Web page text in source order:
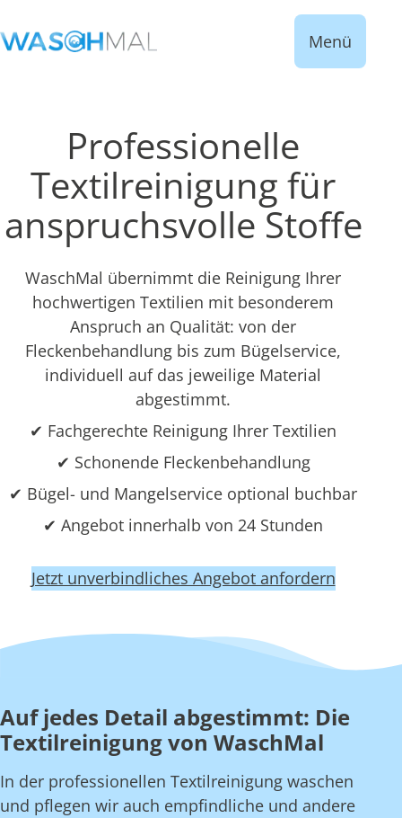
Menü
Professionelle
Textilreinigung für
anspruchsvolle Stoffe
WaschMal übernimmt die Reinigung Ihrer
hochwertigen Textilien mit besonderem
Anspruch an Qualität: von der
Fleckenbehandlung bis zum Bügelservice,
individuell auf das jeweilige Material
abgestimmt.
✔ Fachgerechte Reinigung Ihrer Textilien
✔ Schonende Fleckenbehandlung
✔ Bügel- und Mangelservice optional buchbar
✔ Angebot innerhalb von 24 Stunden
Jetzt unverbindliches Angebot anfordern
Auf jedes Detail abgestimmt: Die
Textilreinigung von WaschMal
In der professionellen Textilreinigung waschen
und pflegen wir auch empfindliche und andere